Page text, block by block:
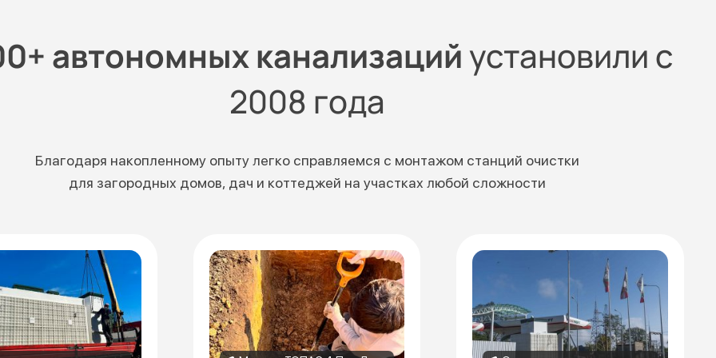
автономных канализацийустановили с
2008 года
Благодаря накопленному опыту легко справляемся с монтажом станций очистки
для загородных домов, дач и коттеджей на участках любой сложности